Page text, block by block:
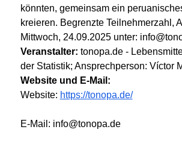
könnten, gemeinsam ein
kreieren. Begrenzte Teilnehmerzahl,
Mittwoch, 24.09.2025 unter:
Veranstalter: tonopa.de -
der Statistik; Ansprechperson: Víctor
Website und E-Mail:
Website: https://tonopa.de/
E-Mail: info@tonopa.de